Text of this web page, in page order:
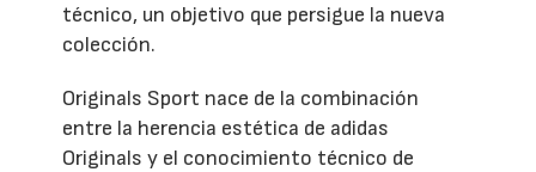
técnico, un objetivo que persigue la nueva
colección.
Originals Sport nace de la combinación
entre la herencia estética de adidas
Originals y el conocimiento técnico de